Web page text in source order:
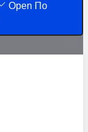
Open По